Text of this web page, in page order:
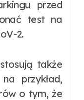
przed
test na
2.
także
przykład,
o tym, że